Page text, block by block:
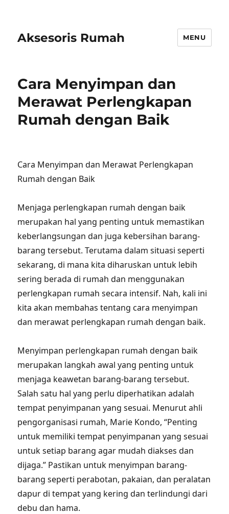
Aksesoris Rumah MENU
Cara Menyimpan dan
Merawat Perlengkapan
Rumah dengan Baik
Cara Menyimpan dan Merawat Perlengkapan
Rumah dengan Baik
Menjaga perlengkapan rumah dengan baik
merupakan hal yang penting untuk memastikan
keberlangsungan dan juga kebersihan barang-
barang tersebut. Terutama dalam situasi seperti
sekarang, di mana kita diharuskan untuk lebih
sering berada di rumah dan menggunakan
perlengkapan rumah secara intensif. Nah, kali ini
kita akan membahas tentang cara menyimpan
dan merawat perlengkapan rumah dengan baik.
Menyimpan perlengkapan rumah dengan baik
merupakan langkah awal yang penting untuk
menjaga keawetan barang-barang tersebut.
Salah satu hal yang perlu diperhatikan adalah
tempat penyimpanan yang sesuai. Menurut ahli
pengorganisasi rumah, Marie Kondo, “Penting
untuk memiliki tempat penyimpanan yang sesuai
untuk setiap barang agar mudah diakses dan
dijaga.” Pastikan untuk menyimpan barang-
barang seperti perabotan, pakaian, dan peralatan
dapur di tempat yang kering dan terlindungi dari
debu dan hama.